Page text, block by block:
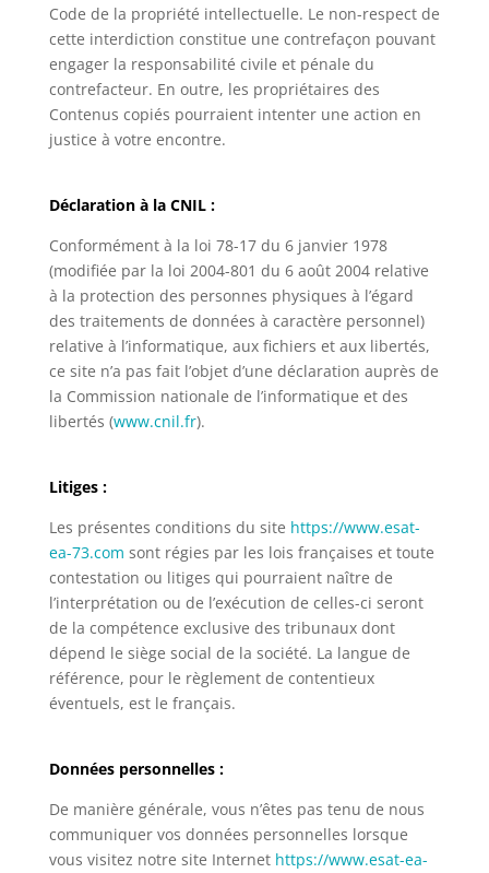
Code de la propriété intellectuelle. Le non-respect de
cette interdiction constitue une contrefaçon pouvant
engager la responsabilité civile et pénale du
contrefacteur. En outre, les propriétaires des
Contenus copiés pourraient intenter une action en
justice à votre encontre.
Déclaration à la CNIL :
Conformément à la loi 78-17 du 6 janvier 1978
(modifiée par la loi 2004-801 du 6 août 2004 relative
à la protection des personnes physiques à l’égard
des traitements de données à caractère personnel)
relative à l’informatique, aux fichiers et aux libertés,
ce site n’a pas fait l’objet d’une déclaration auprès de
la Commission nationale de l’informatique et des
libertés (www.cnil.fr).
Litiges :
Les présentes conditions du site https://www.esat-
ea-73.com sont régies par les lois françaises et toute
contestation ou litiges qui pourraient naître de
l’interprétation ou de l’exécution de celles-ci seront
de la compétence exclusive des tribunaux dont
dépend le siège social de la société. La langue de
référence, pour le règlement de contentieux
éventuels, est le français.
Données personnelles :
De manière générale, vous n’êtes pas tenu de nous
communiquer vos données personnelles lorsque
vous visitez notre site Internet https://www.esat-ea-